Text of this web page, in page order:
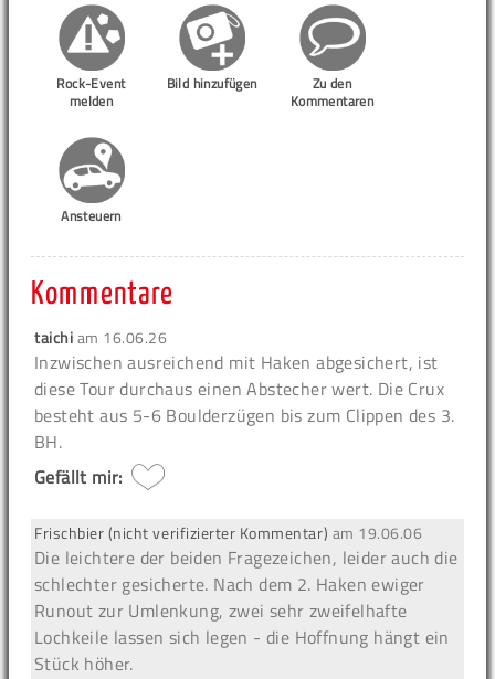
Rock-Event
melden
Bild hinzufügen
Zu den
Kommentaren
Ansteuern
Kommentare
taichiam 16.06.26
Inzwischen ausreichend mit Haken abgesichert, ist
diese Tour durchaus einen Abstecher wert. Die Crux
besteht aus 5-6 Boulderzügen bis zum Clippen des 3.
BH.
Gefällt mir:
Frischbier (nicht verifizierter Kommentar) am 19.06.06
Die leichtere der beiden Fragezeichen, leider auch die
schlechter gesicherte. Nach dem 2. Haken ewiger
Runout zur Umlenkung, zwei sehr zweifelhafte
Lochkeile lassen sich legen - die Hoffnung hängt ein
Stück höher.